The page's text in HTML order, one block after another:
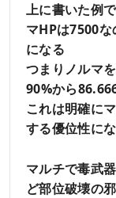
上に書いた例
マHPは7500
になる
つまりノルマ
90%から
これは明確に
する優位性に
マルチで毒武
ど部位破壊の